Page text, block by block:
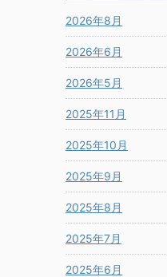
2026年8月
2026年6月
2026年5月
2025年11月
2025年10月
2025年9月
2025年8月
2025年7月
2025年6月